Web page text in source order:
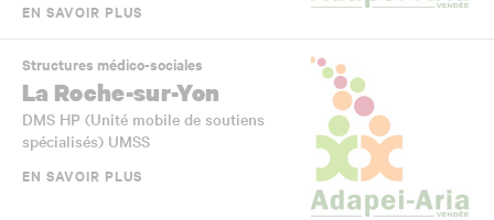
EN SAVOIR PLUS
Structures médico-sociales
La Roche-sur-Yon
DMS HP (Unité mobile de soutiens
spécialisés) UMSS
EN SAVOIR PLUS